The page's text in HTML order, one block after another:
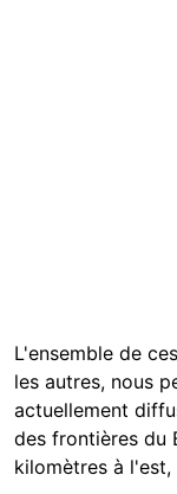
L'ensemble de
les autres, nous
actuellement
des frontières du
kilomètres à l'est,